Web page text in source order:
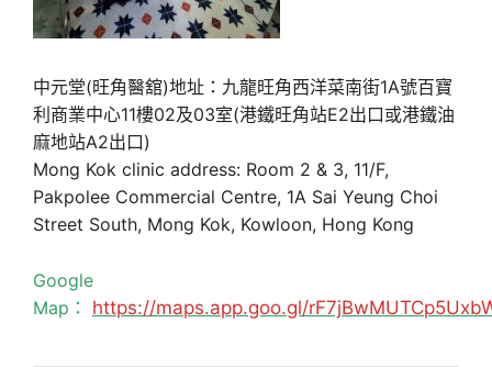
中元堂(旺角醫舘)地址：九龍旺角西洋菜南街1A號百寶
利商業中心11樓02及03室(港鐵旺角站E2出口或港鐵油
麻地站A2出口)
Mong Kok clinic address: Room 2 & 3, 11/F,
Pakpolee Commercial Centre, 1A Sai Yeung Choi
Street South, Mong Kok, Kowloon, Hong Kong
Google
Map： https://maps.app.goo.gl/